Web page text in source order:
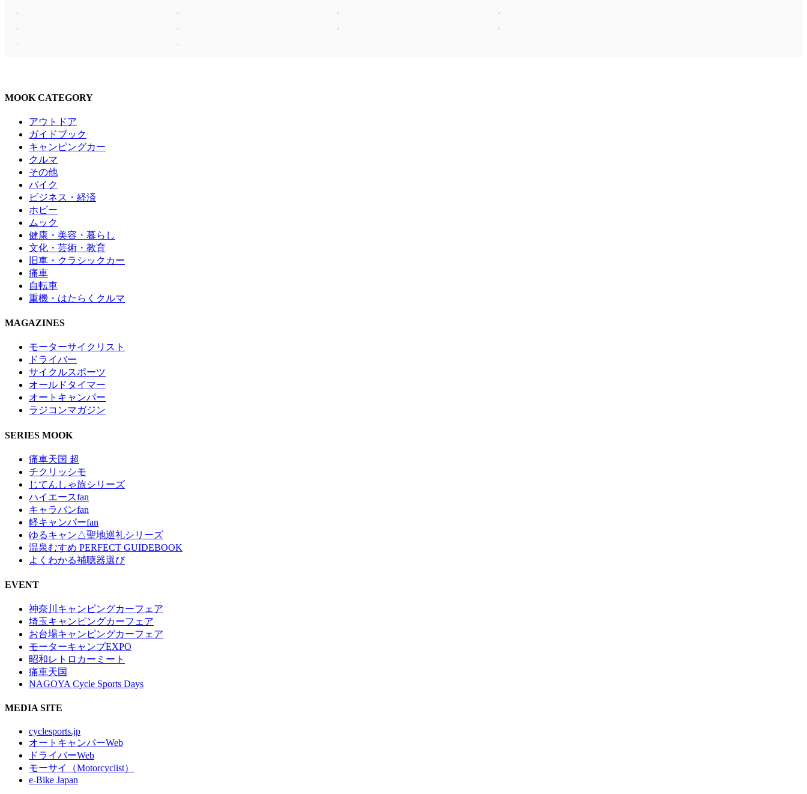
MOOK CATEGORY
アウトドア
ガイドブック
キャンピングカー
クルマ
その他
バイク
ビジネス・経済
ホビー
ムック
健康・美容・暮らし
文化・芸術・教育
旧車・クラシックカー
痛車
自転車
重機・はたらくクルマ
MAGAZINES
モーターサイクリスト
ドライバー
サイクルスポーツ
オールドタイマー
オートキャンパー
ラジコンマガジン
SERIES MOOK
痛車天国 超
チクリッシモ
じてんしゃ旅シリーズ
ハイエースfan
キャラバンfan
軽キャンパーfan
ゆるキャン△聖地巡礼シリーズ
温泉むすめ PERFECT GUIDEBOOK
よくわかる補聴器選び
EVENT
神奈川キャンピングカーフェア
埼玉キャンピングカーフェア
お台場キャンピングカーフェア
モーターキャンプEXPO
昭和レトロカーミート
痛車天国
NAGOYA Cycle Sports Days
MEDIA SITE
cyclesports.jp
オートキャンパーWeb
ドライバーWeb
モーサイ（Motorcyclist）
e-Bike Japan